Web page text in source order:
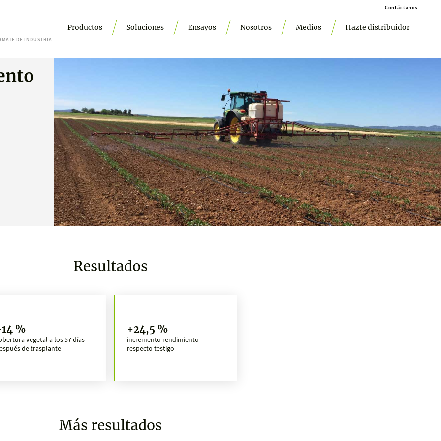
Contáctanos
Productos Soluciones Ensayos Nosotros Medios Hazte distribuidor
DE INDUSTRIA
Resultados
%
vegetal a los 57 días
de trasplante
+24,5 %
incremento rendimiento
respecto testigo
Más resultados